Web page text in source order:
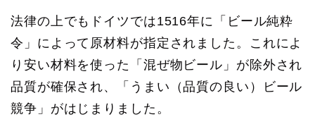
法律の上でもドイツでは1516年に「ビール純粋
令」によって原材料が指定されました。これによ
り安い材料を使った「混ぜ物ビール」が除外され
品質が確保され、「うまい（品質の良い）ビール
競争」がはじまりました。